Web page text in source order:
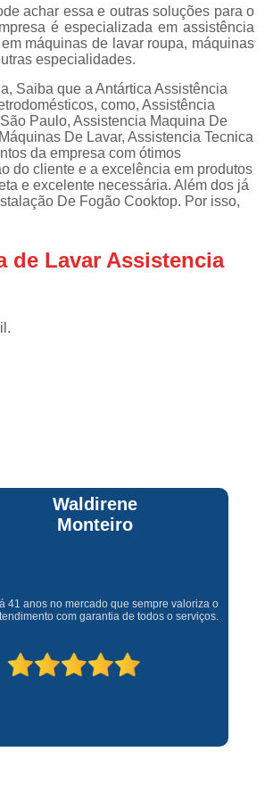
Assistencia Tecnica Refrigerador
Assistencia Tecnica
Tecnica Refrigerador Electrolux
Refrigerador Assistencia Tecnica
Tecnica Lavadora Secadora
Assistencia Tecnica Maquina Secadora de
Assistencia Tecnica
Assistencia Tecnica Secadora a Gas
Assistencia Tecnica
Assistencia Tecnica Forno Microondas
Conserto de Maquina de Lavar
Conserto Maquina de Lavar
Conserto Maquina Lavar Roupa
achar essa e outras soluções para o
é especializada em assistência
máquinas de lavar roupa, máquinas
especialidades.
Saiba que a Antártica Assistência
como, Assistência
Paulo, Assistencia Maquina De
De Lavar, Assistencia Tecnica
da empresa com ótimos
do cliente e a excelência em produtos
e excelente necessária. Além dos já
De Fogão Cooktop. Por isso,
de Lavar Assistencia
Claúdia
Andrullis
é um problema), e a eficiência do
na solução do problema da minha lava e
família não vive mais sem. #recomendo os